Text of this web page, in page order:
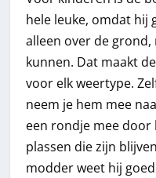
hele leuke, omdat hij
alleen over de
kunnen. Dat maakt
voor elk weertype.
neem je hem mee
een rondje mee door
plassen die zijn
modder weet hij